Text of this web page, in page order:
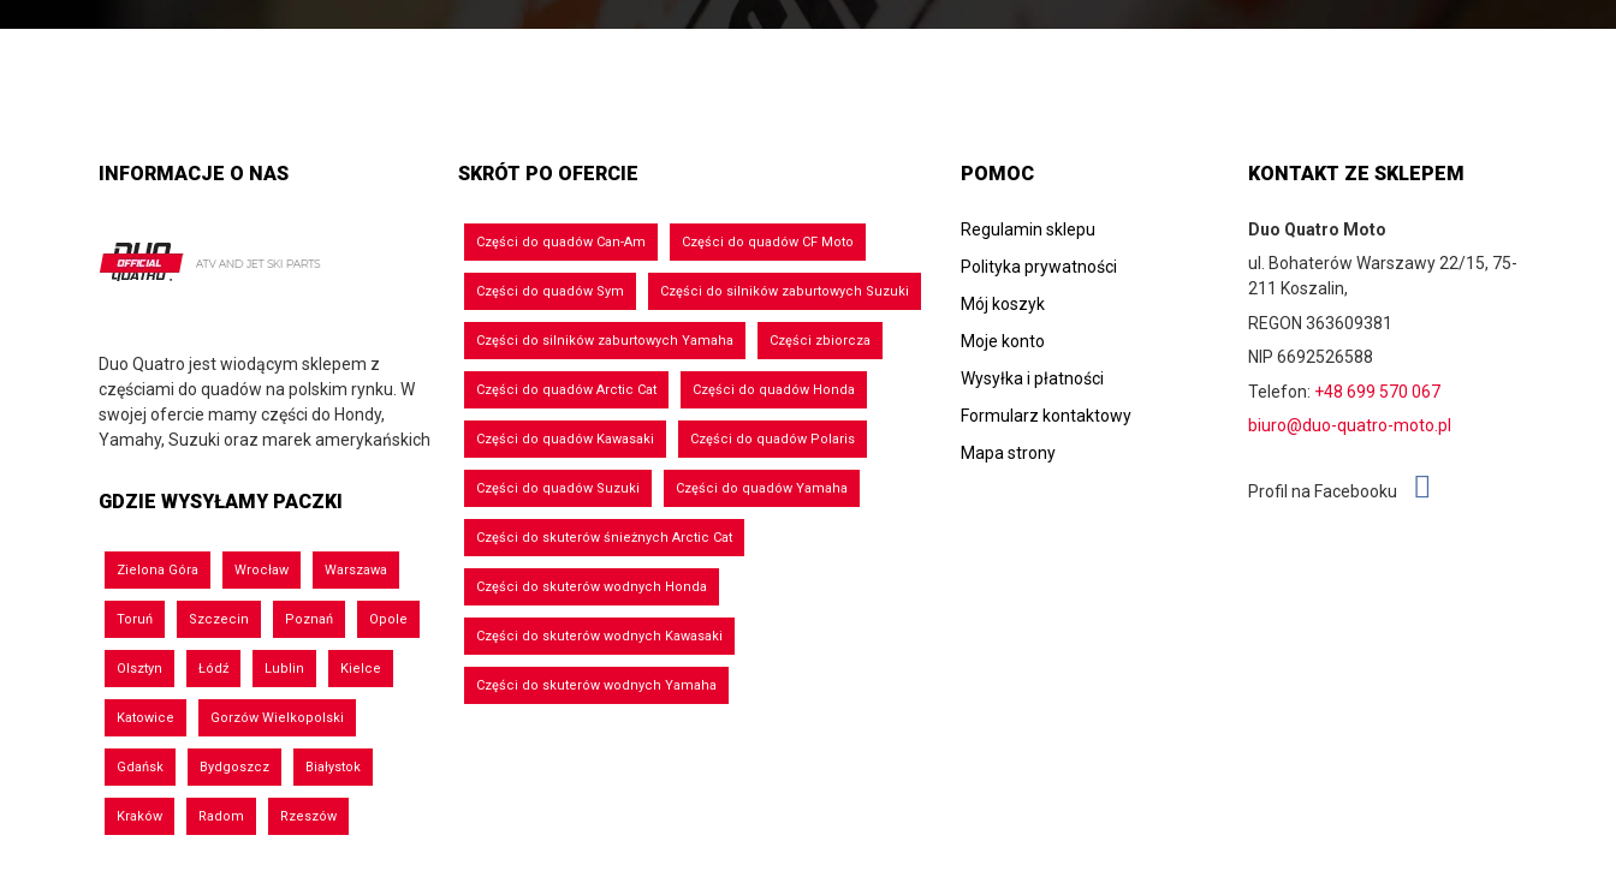
INFORMACJE O NAS
Duo Quatro jest wiodącym sklepem z
częściami do quadów na polskim rynku. W
swojej ofercie mamy części do Hondy,
Yamahy, Suzuki oraz marek amerykańskich
GDZIE WYSYŁAMY PACZKI
Zielona Góra Wrocław Warszawa
Toruń Szczecin Poznań Opole
Olsztyn Łódź Lublin Kielce
Katowice Gorzów Wielkopolski
Gdańsk Bydgoszcz Białystok
Kraków Radom Rzeszów
SKRÓT PO OFERCIE
Części do quadów Can-Am Części do quadów CF Moto
Części do quadów Sym Części do silników zaburtowych Suzuki
Części do silników zaburtowych Yamaha Części zbiorcza
Części do quadów Arctic Cat Części do quadów Honda
Części do quadów Kawasaki Części do quadów Polaris
Części do quadów Suzuki Części do quadów Yamaha
Części do skuterów śnieżnych Arctic Cat
Części do skuterów wodnych Honda
Części do skuterów wodnych Kawasaki
Części do skuterów wodnych Yamaha
POMOC
Regulamin sklepu
Polityka prywatności
Mój koszyk
Moje konto
Wysyłka i płatności
Formularz kontaktowy
Mapa strony
KONTAKT ZE SKLEPEM
Duo Quatro Moto
ul. Bohaterów Warszawy 22/15, 75-
211 Koszalin,
REGON 363609381
NIP 6692526588
Telefon: +48 699 570 067
biuro@duo-quatro-moto.pl
Profil na Facebooku